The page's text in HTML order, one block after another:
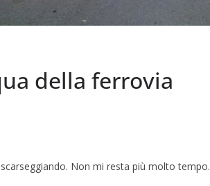
della ferrovia
Non mi resta più molto tempo.